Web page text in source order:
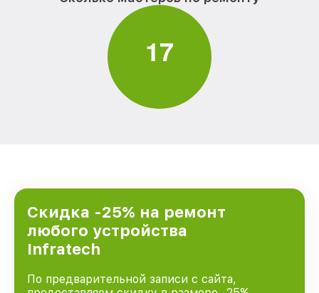
17
Скидка -25% на ремонт
любого устройства
Infratech
По предварительной записи с сайта,